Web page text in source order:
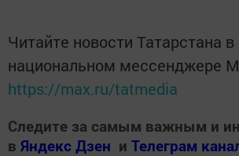
Читайте новости Татарстана в
национальном мессенджере
https://max.ru/tatmedia
Следите за самым важным и
в Яндекс Дзен и Телеграм